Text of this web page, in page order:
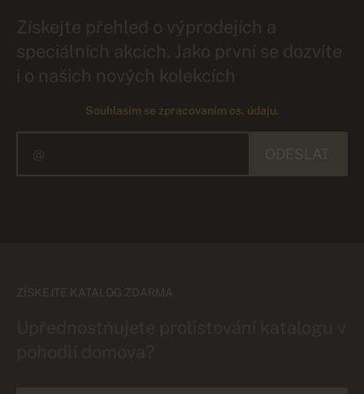
Získejte přehled o výprodejích a
speciálních akcích. Jako první se dozvíte
i o našich nových kolekcích
Souhlasím se zpracovaním os. údaju.
ZÍSKEJTE KATALOG ZDARMA